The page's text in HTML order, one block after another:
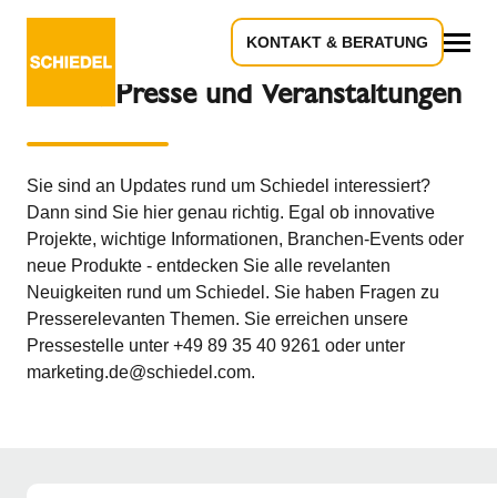
KONTAKT & BERATUNG
News, Presse und Veranstaltungen
Sie sind an Updates rund um Schiedel interessiert?
Dann sind Sie hier genau richtig. Egal ob innovative
Projekte, wichtige Informationen, Branchen-Events oder
neue Produkte - entdecken Sie alle revelanten
Neuigkeiten rund um Schiedel. Sie haben Fragen zu
Presserelevanten Themen. Sie erreichen unsere
Pressestelle unter +49 89 35 40 9261 oder unter
marketing.de@schiedel.com.